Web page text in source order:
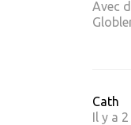
Avec
Cath
Il y a